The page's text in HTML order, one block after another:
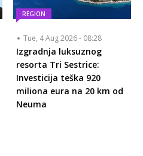
REGION
Tue, 4 Aug 2026 - 08:28
Izgradnja luksuznog
resorta Tri Sestrice:
Investicija teška 920
miliona eura na 20 km od
Neuma